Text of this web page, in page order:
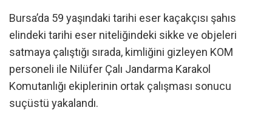
Bursa’da 59 yaşındaki tarihi eser kaçakçısı şahıs
elindeki tarihi eser niteliğindeki sikke ve objeleri
satmaya çalıştığı sırada, kimliğini gizleyen KOM
personeli ile Nilüfer Çalı Jandarma Karakol
Komutanlığı ekiplerinin ortak çalışması sonucu
suçüstü yakalandı.